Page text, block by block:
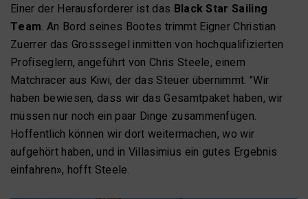
Einer der Herausforderer ist das Black Star Sailing
Team. An Bord seines Bootes trimmt Eigner Christian
Zuerrer das Grosssegel inmitten von hochqualifizierten
Profiseglern, angeführt von Chris Steele, einem
Matchracer aus Kiwi, der das Steuer übernimmt. "Wir
haben bewiesen, dass wir das Gesamtpaket haben, wir
müssen nur noch ein paar Dinge zusammenfügen.
Hoffentlich können wir dort weitermachen, wo wir
aufgehört haben, und in Villasimius ein gutes Ergebnis
einfahren», hofft Steele.